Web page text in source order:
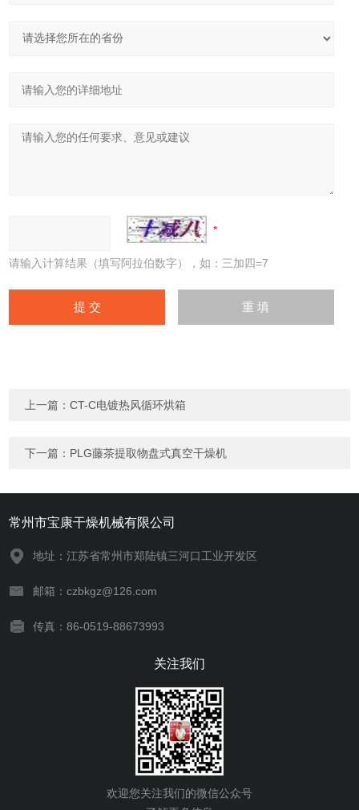
请输入计算结果（填写阿拉伯数字），如：三加四=7
上一篇：CT-C电镀热风循环烘箱
下一篇： PLG藤茶提取物盘式真空干燥机
常州市宝康干燥机械有限公司
地址：江苏省常州市郑陆镇三河口工业开发区
邮箱：czbkgz@126.com
传真：86-0519-88673993
关注我们
欢迎您关注我们的微信公众号